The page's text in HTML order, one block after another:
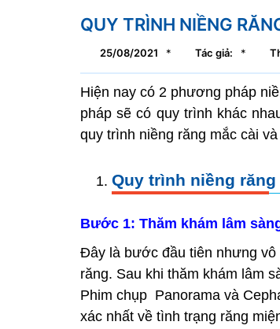
QUY TRÌNH NIỀNG
25/08/2021 * Tác giả: *
Hiện nay có 2 phương pháp
pháp sẽ có quy trình khác
quy trình niềng răng mắc cài
Quy trình niềng răng
Bước 1: Thăm khám lâm
Đây là bước đầu tiên nhưng vô
răng. Sau khi thăm khám lâm
Phim chụp Panorama và
xác nhất về tình trạng răng